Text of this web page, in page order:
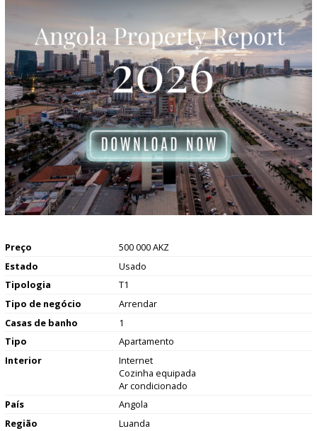
Preço
500 000 AKZ
Estado
Usado
Tipologia
T1
Tipo de negócio
Arrendar
Casas de banho
1
Tipo
Apartamento
Interior
Internet
Cozinha equipada
Ar condicionado
País
Angola
Região
Luanda